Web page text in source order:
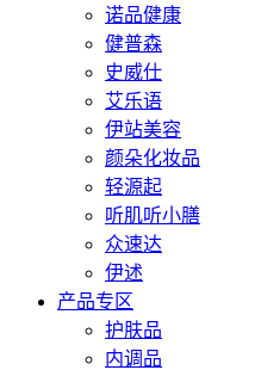
诺品健康
健普森
史威仕
艾乐语
伊站美容
颜朵化妆品
轻源起
听肌听小膳
众速达
伊述
产品专区
护肤品
内调品